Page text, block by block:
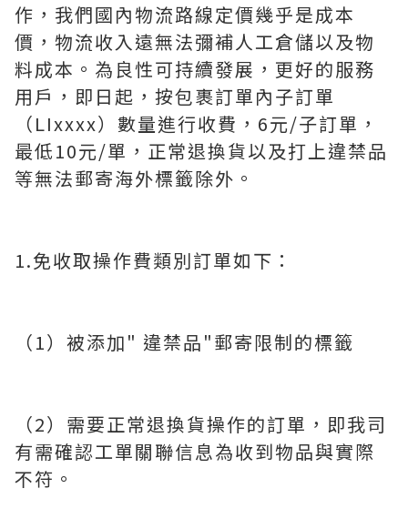
作，我們國內物流路線定價幾乎是成本
價，物流收入遠無法彌補人工倉儲以及物
料成本。為良性可持續發展，更好的服務
用戶，即日起，按包裹訂單內子訂單
（LIxxxx）數量進行收費，6元/子訂單，
最低10元/單，正常退換貨以及打上違禁品
等無法郵寄海外標籤除外。
1.免收取操作費類別訂單如下：
（1）被添加" 違禁品"郵寄限制的標籤
（2）需要正常退換貨操作的訂單，即我司
有需確認工單關聯信息為收到物品與實際
不符。